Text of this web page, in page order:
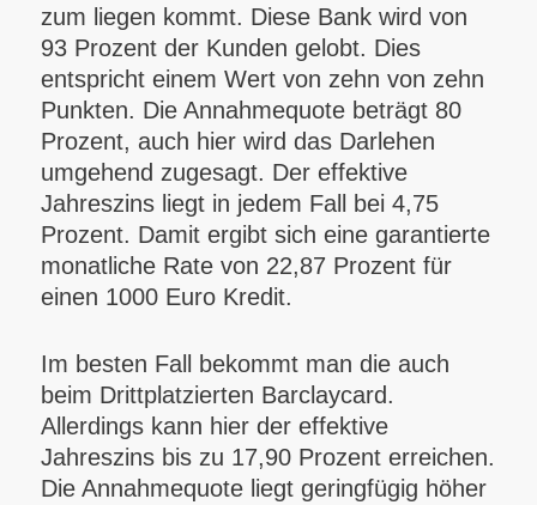
zum liegen kommt. Diese Bank wird von
93 Prozent der Kunden gelobt. Dies
entspricht einem Wert von zehn von zehn
Punkten. Die Annahmequote beträgt 80
Prozent, auch hier wird das Darlehen
umgehend zugesagt. Der effektive
Jahreszins liegt in jedem Fall bei 4,75
Prozent. Damit ergibt sich eine garantierte
monatliche Rate von 22,87 Prozent für
einen 1000 Euro Kredit.
Im besten Fall bekommt man die auch
beim Drittplatzierten Barclaycard.
Allerdings kann hier der effektive
Jahreszins bis zu 17,90 Prozent erreichen.
Die Annahmequote liegt geringfügig höher